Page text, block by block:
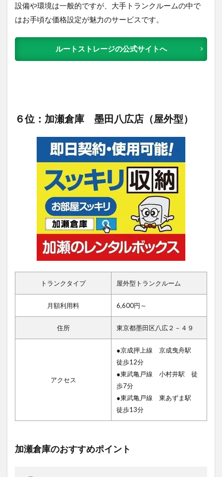
設備や環境は一般的ですが、大手トランクルームの中で
はお手頃な価格設定が魅力のサービスです。
ルートストレージの公式サイトへ
６位：加瀬倉庫 墨田八広店（屋外型）
トランクタイプ 屋外型トランクルーム
月額利用料 6,600円～
住所 東京都墨田区八広２－４９
アクセス
●京成押上線 京成曳舟駅
徒歩12分
●東武亀戸線 小村井駅 徒
歩7分
●東武亀戸線 東あずま駅
徒歩13分
加瀬倉庫のおすすめポイント